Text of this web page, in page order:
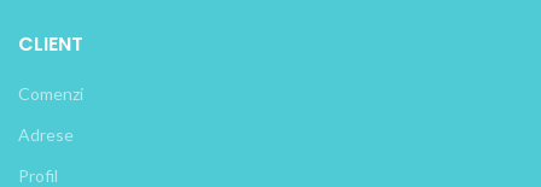
CLIENT
Comenzi
Adrese
Profil